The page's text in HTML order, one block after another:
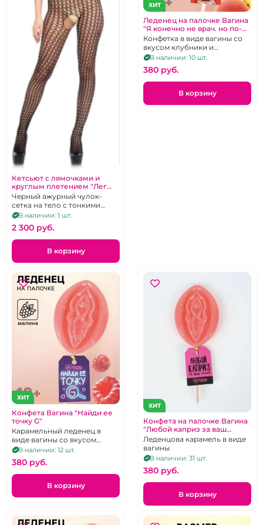
Кетсьют с лямочками и
круглым плетением "Лег
Авеню" Высокомерие
Черный ажурный чулок-
сетка на тело с тонкими
бретелями и открытым
В наличии: 1 шт.
2 300 pуб.
В корзину
ХИТ
Леденец на палочке Вагина
"Я конечно не врач. но по-
моему это пизда"
Конфетка в виде вагины со
вкусом клубники и
абрикоса.
В наличии: 10 шт.
380 pуб.
В корзину
ХИТ
Конфета Вагина "Найди ее
точку G"
Карамельный леденец в
виде вагины со вкусом
малины
В наличии: 12 шт.
380 pуб.
В корзину
ХИТ
Конфета на палочке Вагина
"Любой каприз за ваш
отлиз"
Леденцова карамель в виде
вагины
В наличии: 31 шт.
380 pуб.
В корзину